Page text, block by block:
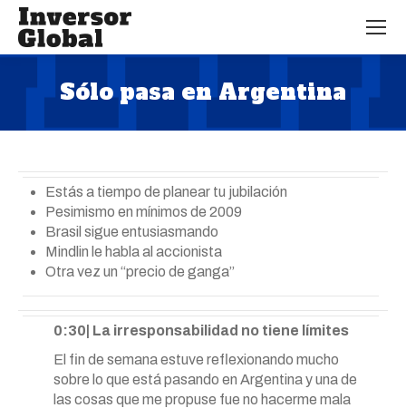
Sólo pasa en Argentina
Estás a tiempo de planear tu jubilación
Pesimismo en mínimos de 2009
Brasil sigue entusiasmando
Mindlin le habla al accionista
Otra vez un “precio de ganga”
0:30| La irresponsabilidad no tiene límites
El fin de semana estuve reflexionando mucho
sobre lo que está pasando en Argentina y una de
las cosas que me propuse fue no hacerme mala